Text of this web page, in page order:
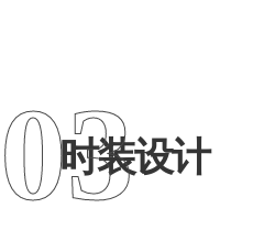
03
时装设计